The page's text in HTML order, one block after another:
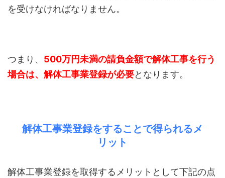
を受けなければなりません。
つまり、 500万円未満の請負金額で解体工事を行う
場合は、解体工事業登録が必要となります。
解体工事業登録をすることで得られるメ
リット
解体工事業登録を取得するメリットとして下記の点